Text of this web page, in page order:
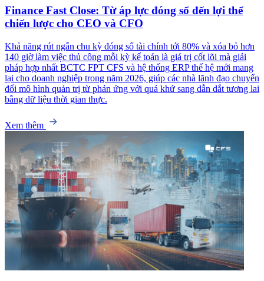
Finance Fast Close: Từ áp lực đóng sổ đến lợi thế
chiến lược cho CEO và CFO
Khả năng rút ngắn chu kỳ đóng sổ tài chính tới 80% và xóa bỏ hơn
140 giờ làm việc thủ công mỗi kỳ kế toán là giá trị cốt lõi mà giải
pháp hợp nhất BCTC FPT CFS và hệ thống ERP thế hệ mới mang
lại cho doanh nghiệp trong năm 2026, giúp các nhà lãnh đạo chuyển
đổi mô hình quản trị từ phản ứng với quá khứ sang dẫn dắt tương lai
bằng dữ liệu thời gian thực.
Xem thêm